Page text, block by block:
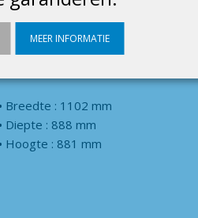
MEER INFORMATIE
Diepte : 939 mm
Hoogte : 1018 mm
Breedte : 1102 mm
Diepte : 888 mm
Hoogte : 881 mm